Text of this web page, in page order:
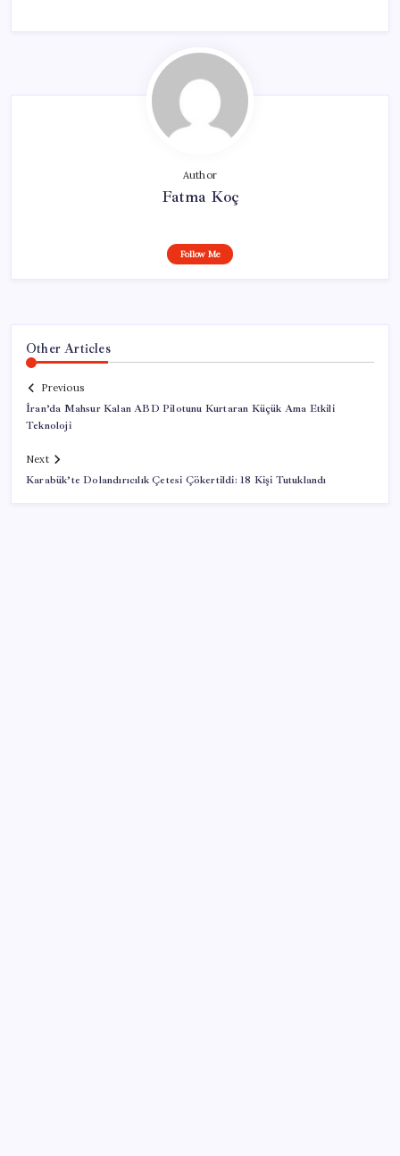
Author
Fatma Koç
Follow Me
Other Articles
Previous
İran’da Mahsur Kalan ABD Pilotunu Kurtaran Küçük Ama Etkili
Teknoloji
Next
Karabük’te Dolandırıcılık Çetesi Çökertildi: 18 Kişi Tutuklandı